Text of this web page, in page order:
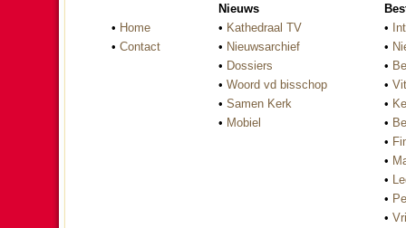
• Home
• Contact
Nieuws
• Kathedraal TV
• Nieuwsarchief
• Dossiers
• Woord vd bisschop
• Samen Kerk
• Mobiel
•
•
•
•
•
•
•
•
•
•
•